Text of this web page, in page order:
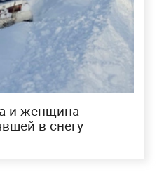
и женщина
в снегу